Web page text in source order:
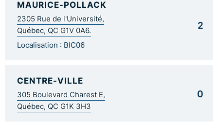
MAURICE-POLLACK
2305 Rue de l'Université,
Québec, QC G1V 0A6.
Localisation : BIC06
2
CENTRE-VILLE
305 Boulevard Charest E,
Québec, QC G1K 3H3
0